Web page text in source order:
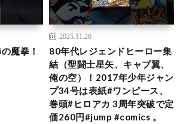
魔拳！
2025.11.26
80年代レジェンドヒーロー集
結（聖闘士星矢、キャプ翼、
俺の空）！2017年少年ジャン
プ34号は表紙#ワンピース、
巻頭#ヒロアカ 3周年突破で定
価260円#jump #comics 。